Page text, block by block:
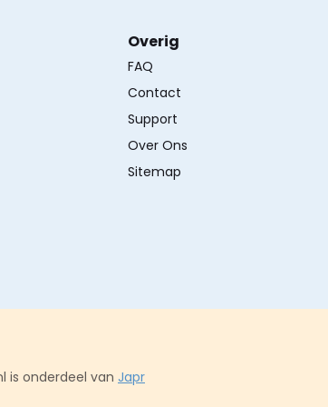
Overig
FAQ
Contact
Support
Over Ons
Sitemap
is onderdeel van Japr